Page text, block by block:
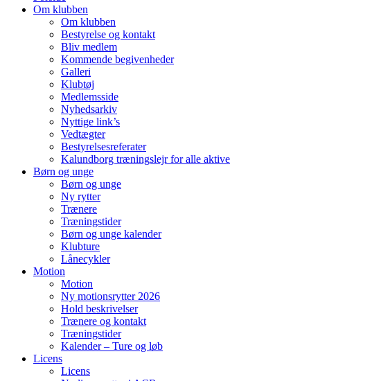
Om klubben
Om klubben
Bestyrelse og kontakt
Bliv medlem
Kommende begivenheder
Galleri
Klubtøj
Medlemsside
Nyhedsarkiv
Nyttige link’s
Vedtægter
Bestyrelsesreferater
Kalundborg træningslejr for alle aktive
Børn og unge
Børn og unge
Ny rytter
Trænere
Træningstider
Børn og unge kalender
Klubture
Lånecykler
Motion
Motion
Ny motionsrytter 2026
Hold beskrivelser
Trænere og kontakt
Træningstider
Kalender – Ture og løb
Licens
Licens